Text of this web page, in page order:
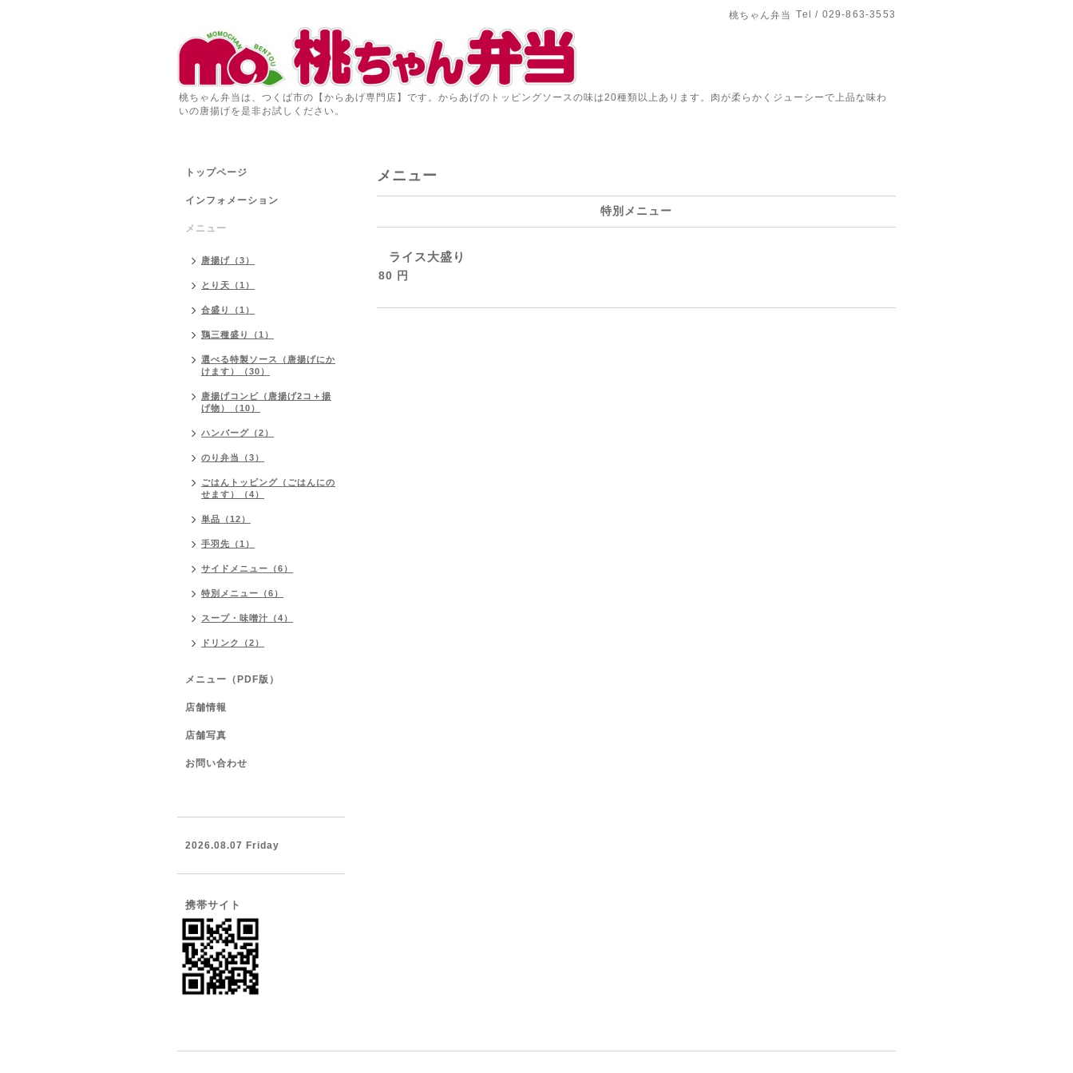
桃ちゃん弁当 Tel / 029-863-3553
桃ちゃん弁当は、つくば市の【からあげ専門店】です。からあげのトッピングソースの味は20種類以上あります。肉が柔らかくジューシーで上品な味わ
いの唐揚げを是非お試しください。
メニュー
特別メニュー
ライス大盛り
80 円
トップページ
インフォメーション
メニュー
唐揚げ（3）
とり天（1）
合盛り（1）
鶏三種盛り（1）
選べる特製ソース（唐揚げにか
けます）（30）
唐揚げコンビ（唐揚げ2コ＋揚
げ物）（10）
ハンバーグ（2）
のり弁当（3）
ごはんトッピング（ごはんにの
せます）（4）
単品（12）
手羽先（1）
サイドメニュー（6）
特別メニュー（6）
スープ・味噌汁（4）
ドリンク（2）
メニュー（PDF版）
店舗情報
店舗写真
お問い合わせ
2026.08.07 Friday
携帯サイト